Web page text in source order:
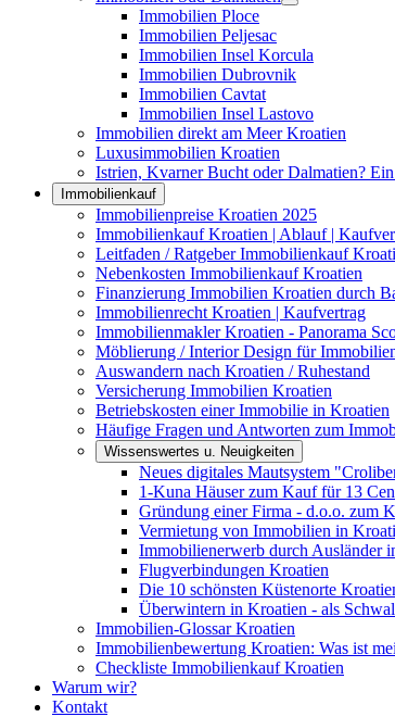
Immobilien Ploce
Immobilien Peljesac
Immobilien Insel Korcula
Immobilien Dubrovnik
Immobilien Cavtat
Immobilien Insel Lastovo
Immobilien direkt am Meer Kroatien
Luxusimmobilien Kroatien
Istrien, Kvarner Bucht oder Dalmatien?
Immobilienkauf
Immobilienpreise Kroatien 2025
Immobilienkauf Kroatien | Ablauf |
Leitfaden / Ratgeber Immobilienkauf
Nebenkosten Immobilienkauf Kroatien
Finanzierung Immobilien Kroatien durch
Immobilienrecht Kroatien | Kaufvertrag
Immobilienmakler Kroatien - Panorama
Möblierung / Interior Design für
Auswandern nach Kroatien / Ruhestand
Versicherung Immobilien Kroatien
Betriebskosten einer Immobilie in Kroatien
Häufige Fragen und Antworten zum
Wissenswertes u. Neuigkeiten
Neues digitales Mautsystem
1-Kuna Häuser zum Kauf für 13
Gründung einer Firma - d.o.o. zum
Vermietung von Immobilien in
Immobilienerwerb durch Ausländer
Flugverbindungen Kroatien
Die 10 schönsten Küstenorte
Überwintern in Kroatien - als
Immobilien-Glossar Kroatien
Immobilienbewertung Kroatien: Was ist
Checkliste Immobilienkauf Kroatien
Warum wir?
Kontakt